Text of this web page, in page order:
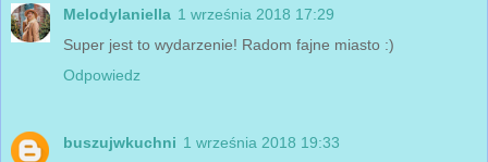
Melodylaniella 1 września 2018 17:29
Super jest to wydarzenie! Radom fajne miasto :)
Odpowiedz
buszujwkuchni 1 września 2018 19:33